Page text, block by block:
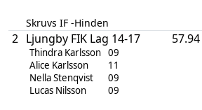
Skruvs IF -Hinden
2 Ljungby FIK Lag 14-17
Thindra Karlsson 09
Alice Karlsson
11
Nella Stenqvist
09
Lucas Nilsson
09
57.94